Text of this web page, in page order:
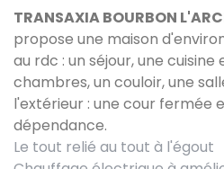
TRANSAXIA BOURBON
propose une maison
au rdc : un séjour, une cuisine
chambres, un couloir, une
l'extérieur : une cour fermée
dépendance.
Le tout relié au tout à l'égout